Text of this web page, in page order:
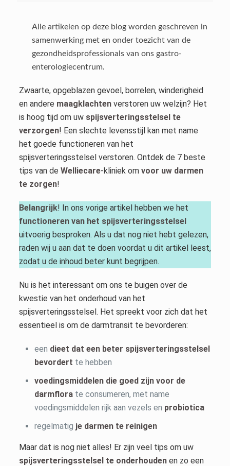
Alle artikelen op deze blog worden geschreven in
samenwerking met en onder toezicht van de
gezondheidsprofessionals van ons gastro-
enterologiecentrum.
Zwaarte, opgeblazen gevoel, borrelen, winderigheid
en andere maagklachtenverstoren uw welzijn? Het
is hoog tijd om uw spijsverteringsstelsel te
verzorgen! Een slechte levensstijl kan met name
het goede functioneren van het
spijsverteringsstelsel verstoren. Ontdek de 7 beste
tips van de Welliecare-kliniek om voor uw darmen
te zorgen!
Belangrijk! In ons vorige artikel hebben we het
functioneren van het spijsverteringsstelsel
uitvoerig besproken. Als u dat nog niet hebt gelezen,
raden wij u aan dat te doen voordat u dit artikel leest,
zodat u de inhoud beter kunt begrijpen.
Nu is het interessant om ons te buigen over de
kwestie van het onderhoud van het
spijsverteringsstelsel. Het spreekt voor zich dat het
essentieel is om de darmtransit te bevorderen:
een dieet dat een beter spijsverteringsstelsel
bevordert te hebben
voedingsmiddelen die goed zijn voor de
darmflorate consumeren, met name
voedingsmiddelen rijk aan vezels en probiotica
regelmatig je darmen te reinigen
Maar dat is nog niet alles! Er zijn veel tips om uw
spijsverteringsstelsel te onderhoudenen zo een